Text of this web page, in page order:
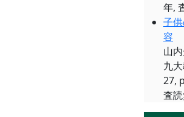
年,
子
容
山
九
27,
査